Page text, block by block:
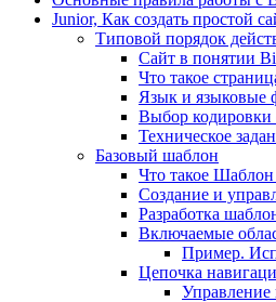
Junior, Как создать простой
Типовой порядок
Сайт в понятии
Что такое
Язык и языковые
Выбор кодировки
Техническое
Базовый шаблон
Что такое Шаблон
Создание и
Разработка
Включаемые
Пример.
Цепочка
Управление